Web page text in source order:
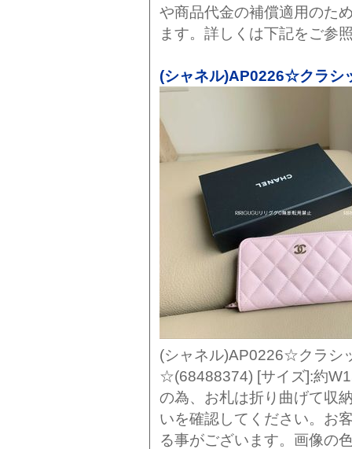
や商品代金の補償適用のた
ます。詳しくは下記をご参
(シャネル)AP0226☆クラシ
(シャネル)AP0226☆クラシ
☆(68488374) [サイズ]:約
の為、お札は折り曲げて収
いを確認してください。お
る事がございます。画像の